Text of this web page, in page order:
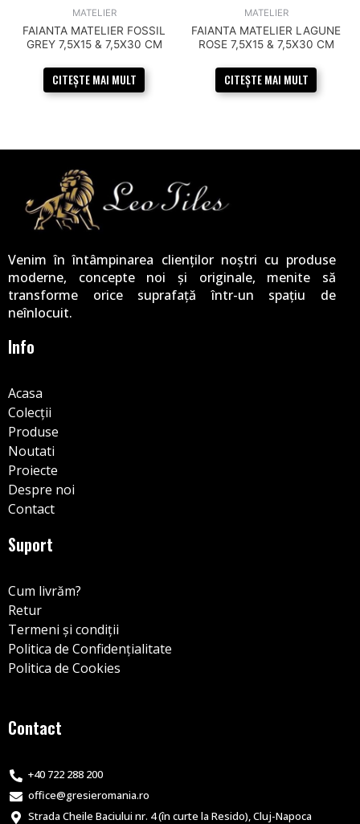
MATELIER
FAIANTA MATELIER FOSSIL
GREY 7,5X15 & 7,5X30 CM
CITEȘTE MAI MULT
MATELIER
FAIANTA MATELIER LAGUNE
ROSE 7,5X15 & 7,5X30 CM
CITEȘTE MAI MULT
Venim în întâmpinarea clienților noștri cu produse
moderne, concepte noi și originale, menite să
transforme orice suprafață într-un spațiu de
neînlocuit.
Info
Acasa
Colecții
Produse
Noutati
Proiecte
Despre noi
Contact
Suport
Cum livrăm?
Retur
Termeni și condiții
Politica de Confidențialitate
Politica de Cookies
Contact
+40 722 288 200
office@gresieromania.ro
Strada Cheile Baciului nr. 4 (în curte la Resido), Cluj-Napoca